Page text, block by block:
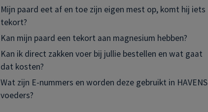
Mijn paard eet af en toe zijn eigen mest op, komt hij iets
tekort?
Kan mijn paard een tekort aan magnesium hebben?
Kan ik direct zakken voer bij jullie bestellen en wat gaat
dat kosten?
Wat zijn E-nummers en worden deze gebruikt in HAVENS
voeders?